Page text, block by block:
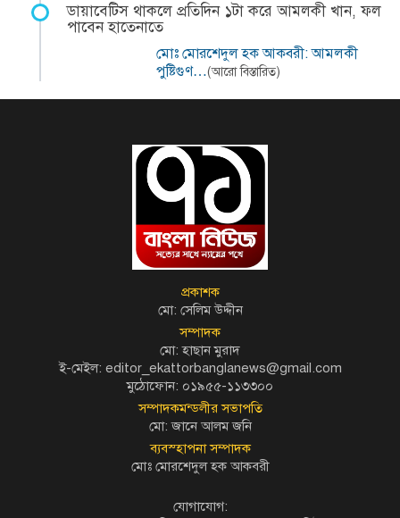
ডায়াবেটিস থাকলে প্রতিদিন ১টা করে আমলকী খান, ফল
পাবেন হাতেনাতে
মোঃ মোরশেদুল হক আকবরী: আমলকী
পুষ্টিগুণ…(আরো বিস্তারিত)
প্রকাশক
মো: সেলিম উদ্দীন
সম্পাদক
মো: হাছান মুরাদ
ই-মেইল: editor_ekattorbanglanews@gmail.com
মুঠোফোন: ০১৯৫৫-১১৩৩০০
সম্পাদকমন্ডলীর সভাপতি
মো: জানে আলম জনি
ব্যবস্হাপনা সম্পাদক
মোঃ মোরশেদুল হক আকবরী
যোগাযোগ: